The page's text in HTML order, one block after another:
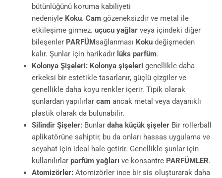
bütünlüğünü koruma kabiliyeti
nedeniyle Koku. Camgözeneksizdir ve metal ile
etkileşime girmez. uçucu yağlarveya içindeki diğer
bileşenler PARFÜMsağlanması Kokudeğişmeden
kalır. Şunlar için harikadır lüks parfüm.
Kolonya Şişeleri: Kolonya şişeleri genellikle daha
erkeksi bir estetikle tasarlanır, güçlü çizgiler ve
genellikle daha koyu renkler içerir. Tipik olarak
şunlardan yapılırlar camancak metal veya dayanıklı
plastik olarak da bulunabilir.
Silindir Şişeler:Bunlar daha küçük şişelerBir rollerball
aplikatörüne sahiptir, bu da onları hassas uygulama ve
seyahat için ideal hale getirir. Genellikle şunlar için
kullanılırlar parfüm yağları ve konsantre PARFÜMLER.
Atomizörler:Atomizörler ince bir sis oluşturarak daha